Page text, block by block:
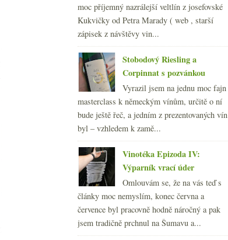
►dubna (23)
►března(19)
►února(24)
►ledna(24)
►2007(108)
moc příjemný nazrálejší veltlín z josefovské
Kukvičky od Petra Marady ( web , starší
zápisek z návštěvy vin...
Stobodový Riesling a
Corpinnat s pozvánkou
Vyrazil jsem na jednu moc fajn
masterclass k německým vínům, určitě o ní
bude ještě řeč, a jedním z prezentovaných vín
byl – vzhledem k zamě...
Vinotéka Epizoda IV:
Výparník vrací úder
Omlouvám se, že na vás teď s
články moc nemyslím, konec června a
července byl pracovně hodně náročný a pak
jsem tradičně prchnul na Šumavu a...